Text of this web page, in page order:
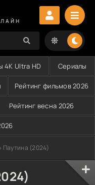
4K Ultra HD Сериалы
Рейтинг фильмов 2026
Рейтинг весна 2026
Паутина (2024)